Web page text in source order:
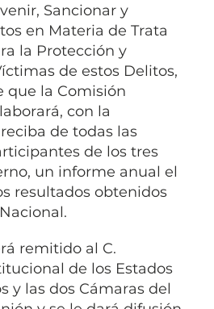
Sancionar y
en Materia de Trata
la Protección y
de estos Delitos,
que la Comisión
con la
de todas las
de los tres
un informe anual el
resultados obtenidos
remitido al C.
de los Estados
y las dos Cámaras del